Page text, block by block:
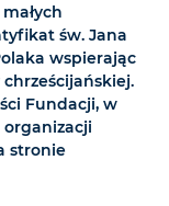
św. Jana
wspierając
Fundacji, w
stronie